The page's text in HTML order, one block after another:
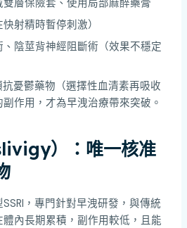
層保險套、使用局部麻醉藥膏
射精時暫停刺激）
陰莖背神經阻斷術（效果不穩定
抗憂鬱藥物（選擇性血清素再吸收
作用，才為早洩治療帶來突破。
）：唯一核准
，專門針對早洩研發，與傳統
內長期累積，副作用較低，且能